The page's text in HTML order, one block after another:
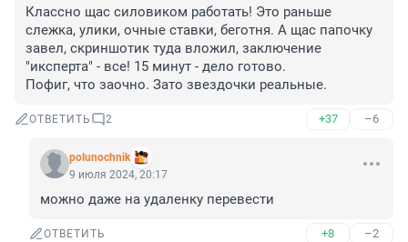
Классно щас силовиком работать! Это раньше
слежка, улики, очные ставки, беготня. А щас папочку
завел, скриншотик туда вложил, заключение
"иксперта" - все! 15 минут - дело готово.
Пофиг, что заочно. Зато звездочки реальные.
ОТВЕТИТЬ 2 +37 –6
polunochnik
9 июля 2024, 20:17
можно даже на удаленку перевести
ОТВЕТИТЬ +8 –2